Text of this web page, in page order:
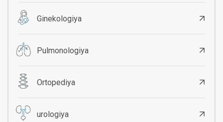
Ginekologiya
Pulmonologiya
Ortopediya
urologiya